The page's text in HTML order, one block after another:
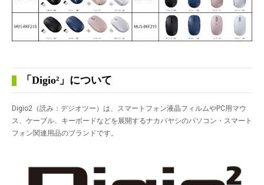
「Digio²」について
Digio2 （読み：デジオツー）は、スマートフォン液晶フィルムやPC用マウ
ス、ケーブル、キーボードなどを展開するナカバヤシのパソコン・スマート
フォン関連用品のブランドです。